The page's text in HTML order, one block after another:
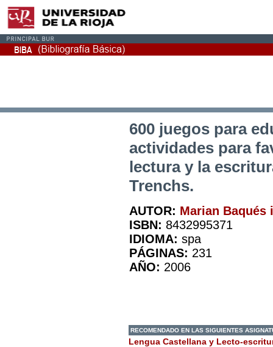
600 juegos para
actividades para
lectura y la
Trenchs.
AUTOR: Marian Baqués
ISBN: 8432995371
IDIOMA: spa
PÁGINAS: 231
AÑO: 2006
RECOMENDADO EN LAS SIGUIENTES
Lengua Castellana y Lecto-